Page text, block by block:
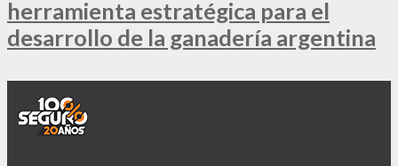
herramienta estratégica para el
desarrollo de la ganadería argentina